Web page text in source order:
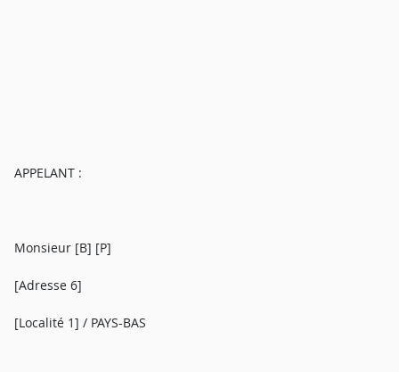
APPELANT :
Monsieur [B] [P]
[Adresse 6]
[Localité 1] / PAYS-BAS